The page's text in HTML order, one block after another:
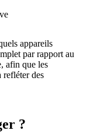
appareils
par rapport au
afin que les
refléter des
?